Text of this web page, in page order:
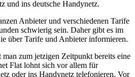
und ins deutsche Handynetz.
Anbieter und verschiedenen Tarife
schwierig sein. Daher gibt es im
über Tarife und Anbieter informieren.
zum jetzigen Zeitpunkt bereits eine
Flat lohnt sich vor allem für
oder ins Handynetz telefonieren. Vor